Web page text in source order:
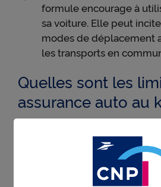
formule encourage à
sa voiture. Elle peut
modes de déplacement
les transports en
Quelles sont les
assurance auto au
Malgré tout, l’assurance auto
Un dépassement onéreux